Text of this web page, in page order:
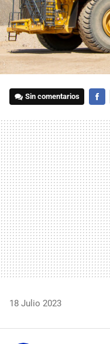
Sin comentarios
18 Julio 2023